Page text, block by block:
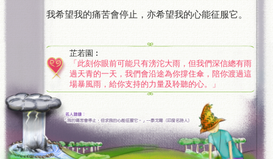
我希望我的痛苦會停止，亦希望我的心能征服它。
芷若園︰
「此刻你眼前可能只有滂沱大雨，但我們深信總有雨
過天青的一天，我們會沿途為你撐住傘，陪你渡過這
場暴風雨，給你支持的力量及聆聽的心。」